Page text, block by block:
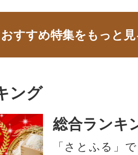
おすすめ特集をもっと
ング
総合ランキ
「さとふる」